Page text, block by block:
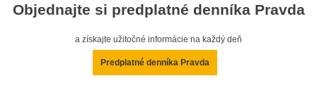
Objednajte si predplatné denníka Pravda
a získajte užitočné informácie na každý deň
Predplatné denníka Pravda